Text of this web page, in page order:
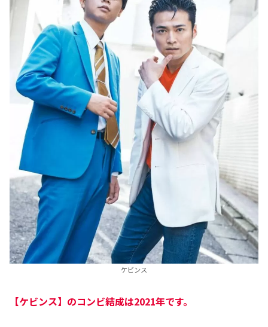
ケビンス
【ケビンス】のコンビ結成は2021年です。